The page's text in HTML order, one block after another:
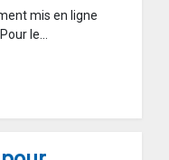
mis en ligne
le...